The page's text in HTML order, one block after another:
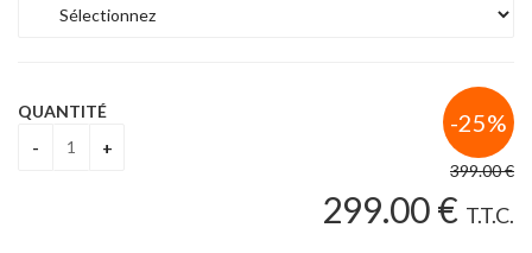
399.00€
299.00€ T.T.C.
QUANTITÉ